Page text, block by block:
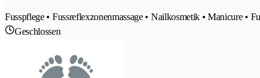
Fusspflege • Fussreflexzonenmassage • Nailkosmetik • Manicure •
Geschlossen